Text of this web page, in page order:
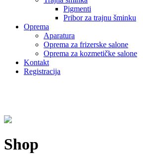
Pigmenti
Pribor za trajnu šminku
Oprema
Aparatura
Oprema za frizerske salone
Oprema za kozmetičke salone
Kontakt
Registracija
Shop